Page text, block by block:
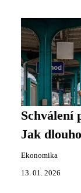
Schválení
Jak
Ekonomika
13. 01. 2026